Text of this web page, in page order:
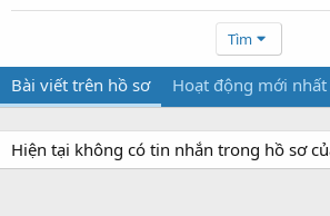
Tìm
Bài viết trên hồ sơ Hoạt động mới nhất
Hiện tại không có tin nhắn trong hồ sơ